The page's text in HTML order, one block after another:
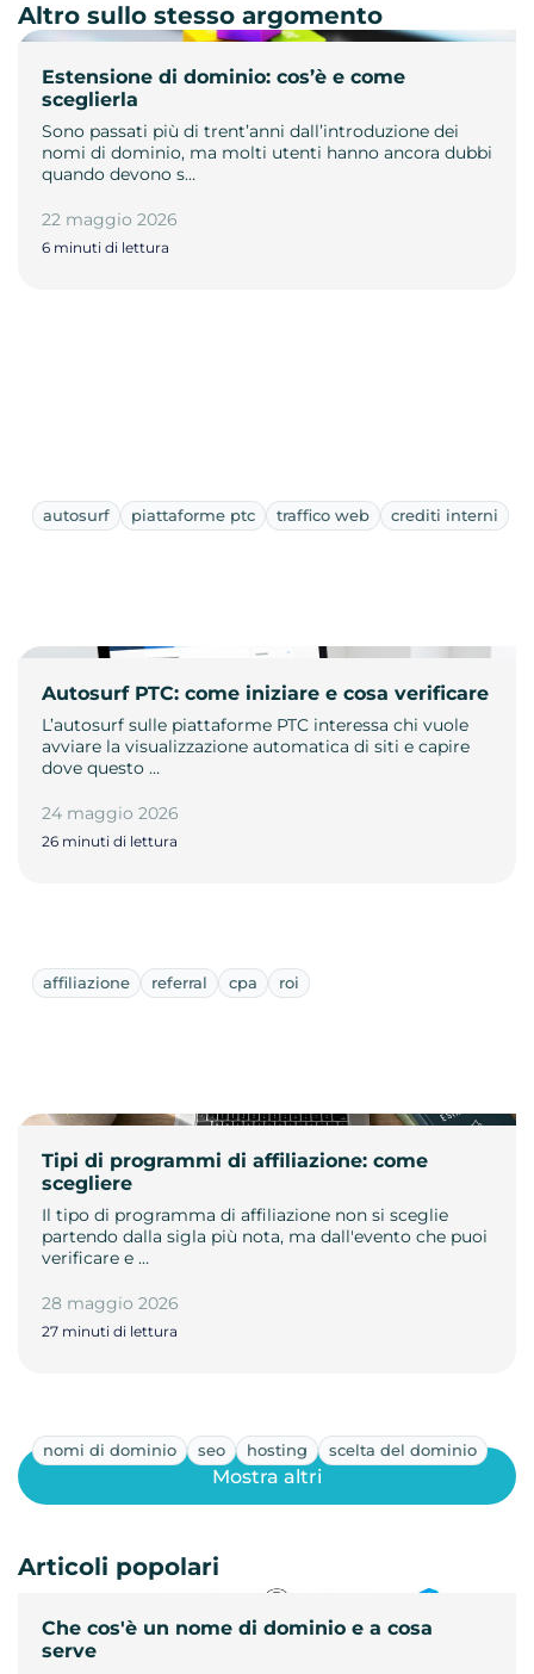
Estensione di dominio: cos’è e come
sceglierla
Sono passati più di trent’anni dall’introduzione dei
nomi di dominio, ma molti utenti hanno ancora dubbi
quando devono s…
22 maggio 2026
6 minuti di lettura
Altro sullo stesso argomento
autosurf piattaforme ptc traffico web crediti interni
Autosurf PTC: come iniziare e cosa verificare
L’autosurf sulle piattaforme PTC interessa chi vuole
avviare la visualizzazione automatica di siti e capire
dove questo …
24 maggio 2026
26 minuti di lettura
affiliazione referral cpa roi
Tipi di programmi di affiliazione: come
scegliere
Il tipo di programma di affiliazione non si sceglie
partendo dalla sigla più nota, ma dall'evento che puoi
verificare e …
28 maggio 2026
27 minuti di lettura
nomi di dominio seo hosting scelta del dominio
Che cos'è un nome di dominio e a cosa
serve
Mostra altri
Articoli popolari